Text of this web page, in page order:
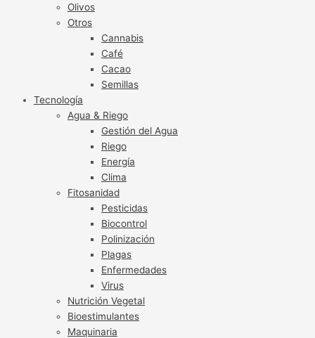
Olivos
Otros
Cannabis
Café
Cacao
Semillas
Tecnología
Agua & Riego
Gestión del Agua
Riego
Energía
Clima
Fitosanidad
Pesticidas
Biocontrol
Polinización
Plagas
Enfermedades
Virus
Nutrición Vegetal
Bioestimulantes
Maquinaria